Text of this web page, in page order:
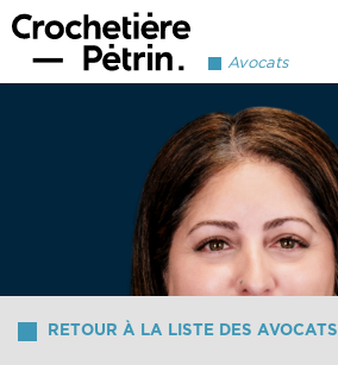
Avocats
RETOUR À LA LISTE DES AVOCATS